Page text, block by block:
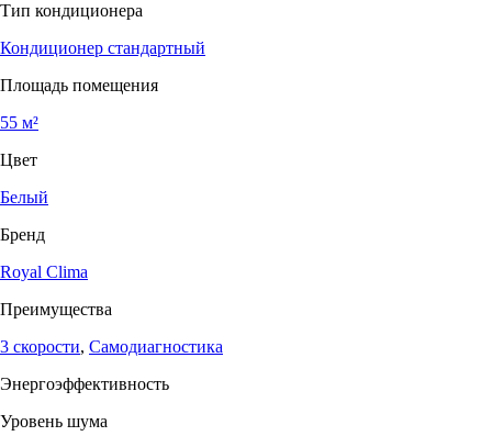
Тип кондиционера
Кондиционер стандартный
Площадь помещения
55 м²
Цвет
Белый
Бренд
Royal Clima
Преимущества
3 скорости, Самодиагностика
Энергоэффективность
Уровень шума